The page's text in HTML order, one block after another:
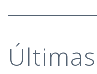
Últimas